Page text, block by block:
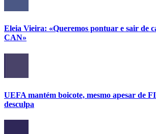
Eleia Vieira: «Queremos pontuar e sair de
CAN»
UEFA mantém boicote, mesmo apesar de
desculpa